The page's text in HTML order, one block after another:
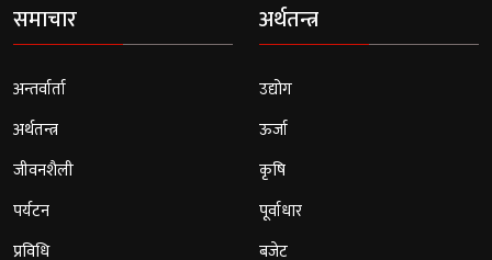
समाचार
अन्तर्वार्ता
अर्थतन्त्र
जीवनशैली
पर्यटन
प्रविधि
अर्थतन्त्र
उद्योग
ऊर्जा
कृषि
पूर्वाधार
बजेट